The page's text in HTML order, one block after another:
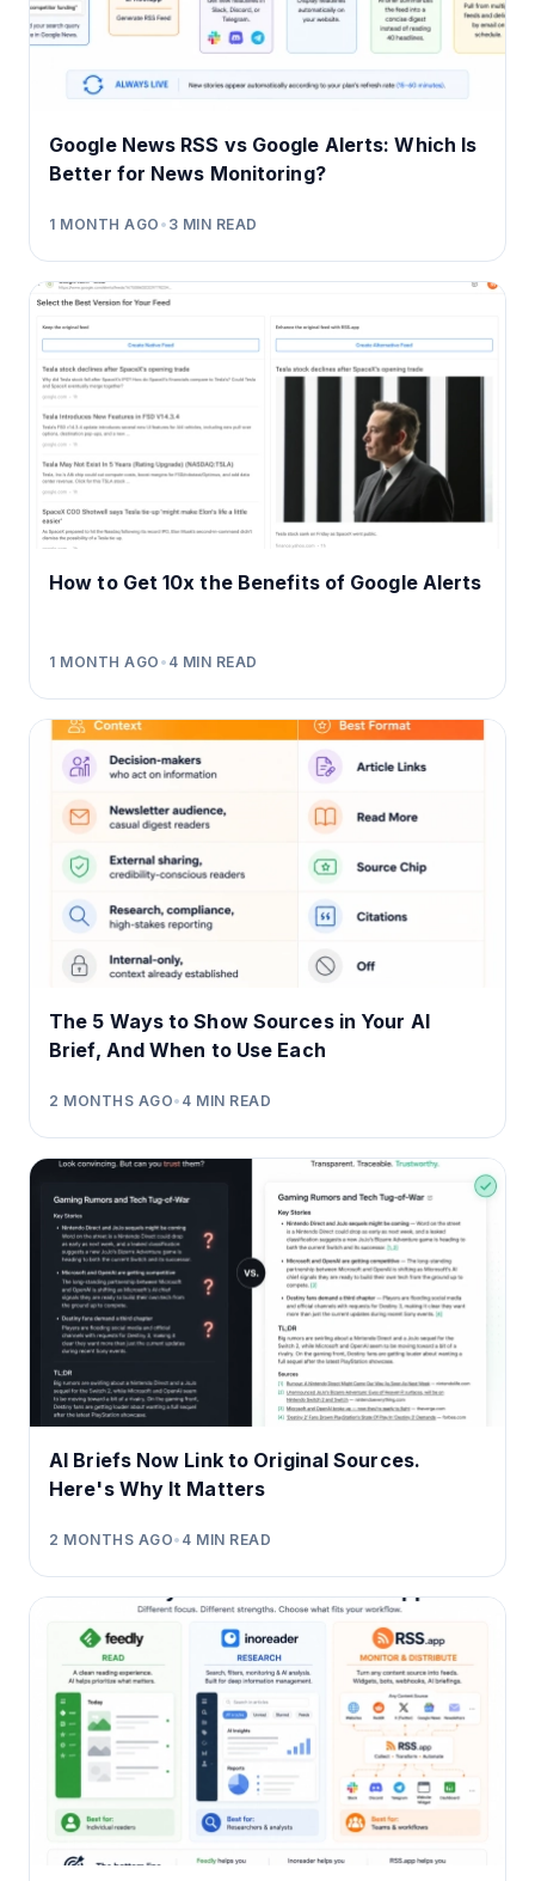
Google News RSS vs Google Alerts: Which Is
Better for News Monitoring?
1 MONTH AGO • 3 MIN READ
How to Get 10x the Benefits of Google Alerts
1 MONTH AGO • 4 MIN READ
The 5 Ways to Show Sources in Your AI
Brief, And When to Use Each
2 MONTHS AGO• 4 MIN READ
AI Briefs Now Link to Original Sources.
Here's Why It Matters
2 MONTHS AGO• 4 MIN READ